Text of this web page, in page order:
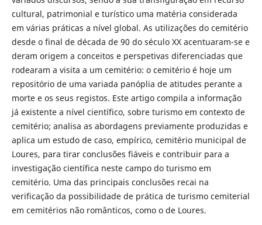
cultural, patrimonial e turístico uma matéria considerada
em várias práticas a nível global. As utilizações do cemitério
desde o final de década de 90 do século XX acentuaram-se e
deram origem a conceitos e perspetivas diferenciadas que
rodearam a visita a um cemitério: o cemitério é hoje um
repositório de uma variada panóplia de atitudes perante a
morte e os seus registos. Este artigo compila a informação
já existente a nível científico, sobre turismo em contexto de
cemitério; analisa as abordagens previamente produzidas e
aplica um estudo de caso, empírico, cemitério municipal de
Loures, para tirar conclusões fiáveis e contribuir para a
investigação científica neste campo do turismo em
cemitério. Uma das principais conclusões recai na
verificação da possibilidade de prática de turismo cemiterial
em cemitérios não românticos, como o de Loures.